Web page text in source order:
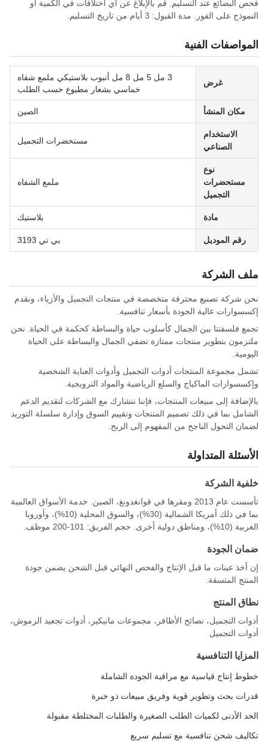
فحص البضائع عند التسليم. قم بالإبلاغ عن أي اختلافات في الكمية أو
النموذج على الفور. مدة القبول: 3 أيام من تاريخ التسليم.
المواصفات الفنية
غرض
3 مل 5 مل 8 مل أنبوب بلاستيكي ملمع شفاه
خماسي بشعار مطبوع حسب الطلب
مكان المنشأ الصين
الاستخدام
الصناعي
مستحضرات التجميل
نوع
مستحضرات
التجميل
ملمع الشفاه
مادة بلاستيك
رقم الموديل بي تي 3193
ملف الشركة
نحن شركة تصنيع محترفة متخصصة في منتجات التجميل والأزياء، ونقدم
إكسسوارات عالية الجودة بأسعار تنافسية.
تجمع فلسفتنا بين الجمال كأسلوب حياة والبساطة كحكمة في الحياة. نحن
ملتزمون بتطوير منتجات ممتازة تضفي الجمال والبساطة على الحياة
اليومية.
تشمل مجموعة المنتجات أدوات التجميل وأدوات العناية الشخصية
وإكسسوارات الماكياج والسلع الرياضية والمواد الترويجية.
بالإضافة إلى مبيعات المنتجات، فإننا نتشارك مع الشركات لتقديم الدعم
الشامل بما في ذلك تصميم المنتجات وتقييم السوق وإدارة سلسلة التوريد
لضمان التحول الناجح من المفهوم إلى الربح.
الأسئلة المتداولة
خلفية الشركة
تأسست عام 2013 ومقرها في قوانغدونغ، الصين. خدمة الأسواق العالمية
بما في ذلك أمريكا الشمالية (30%)، والسوق المحلية (10%)، وأوروبا
الغربية (10%)، ومناطق دولية أخرى. حجم الفريق: 101-200 موظف.
ضمان الجودة
إن أخذ عينات ما قبل الإنتاج والفحص النهائي قبل الشحن يضمن جودة
المنتج المتسقة.
نطاق المنتج
أدوات التجميل، نصائح الأظافر، مجموعات مانيكير، أدوات تجعيد الرموش،
أدوات التجميل
المزايا التنافسية
خطوط إنتاج قياسية مع مراقبة الجودة الشاملة
قدرات بحث وتطوير قوية وفريق مبيعات ذو خبرة
الحد الأدنى لكميات الطلب الصغيرة والطلبات المختلطة مقبولة
تكاليف شحن تنافسية مع تسليم سريع